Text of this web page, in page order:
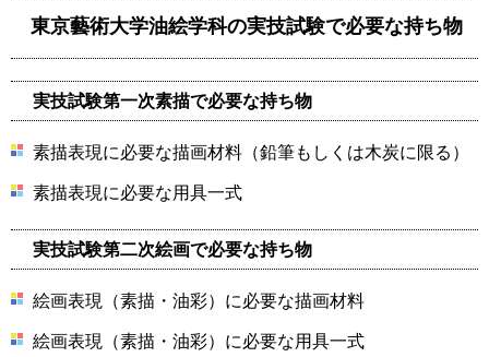
東京藝術大学油絵学科の実技試験で必要な持ち物
実技試験第一次素描で必要な持ち物
素描表現に必要な描画材料（鉛筆もしくは木炭に限る）
素描表現に必要な用具一式
実技試験第二次絵画で必要な持ち物
絵画表現（素描・油彩）に必要な描画材料
絵画表現（素描・油彩）に必要な用具一式